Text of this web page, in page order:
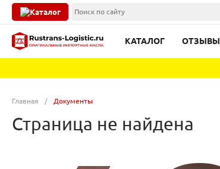
Каталог
КАТАЛОГ ОТЗЫВЫ
Главная / Документы
Страница не найдена